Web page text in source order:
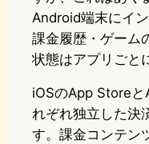
Android端末にイ
課金履歴・ゲーム
状態はアプリごと
iOSのApp Store
れぞれ独立した決
す。課金コンテン